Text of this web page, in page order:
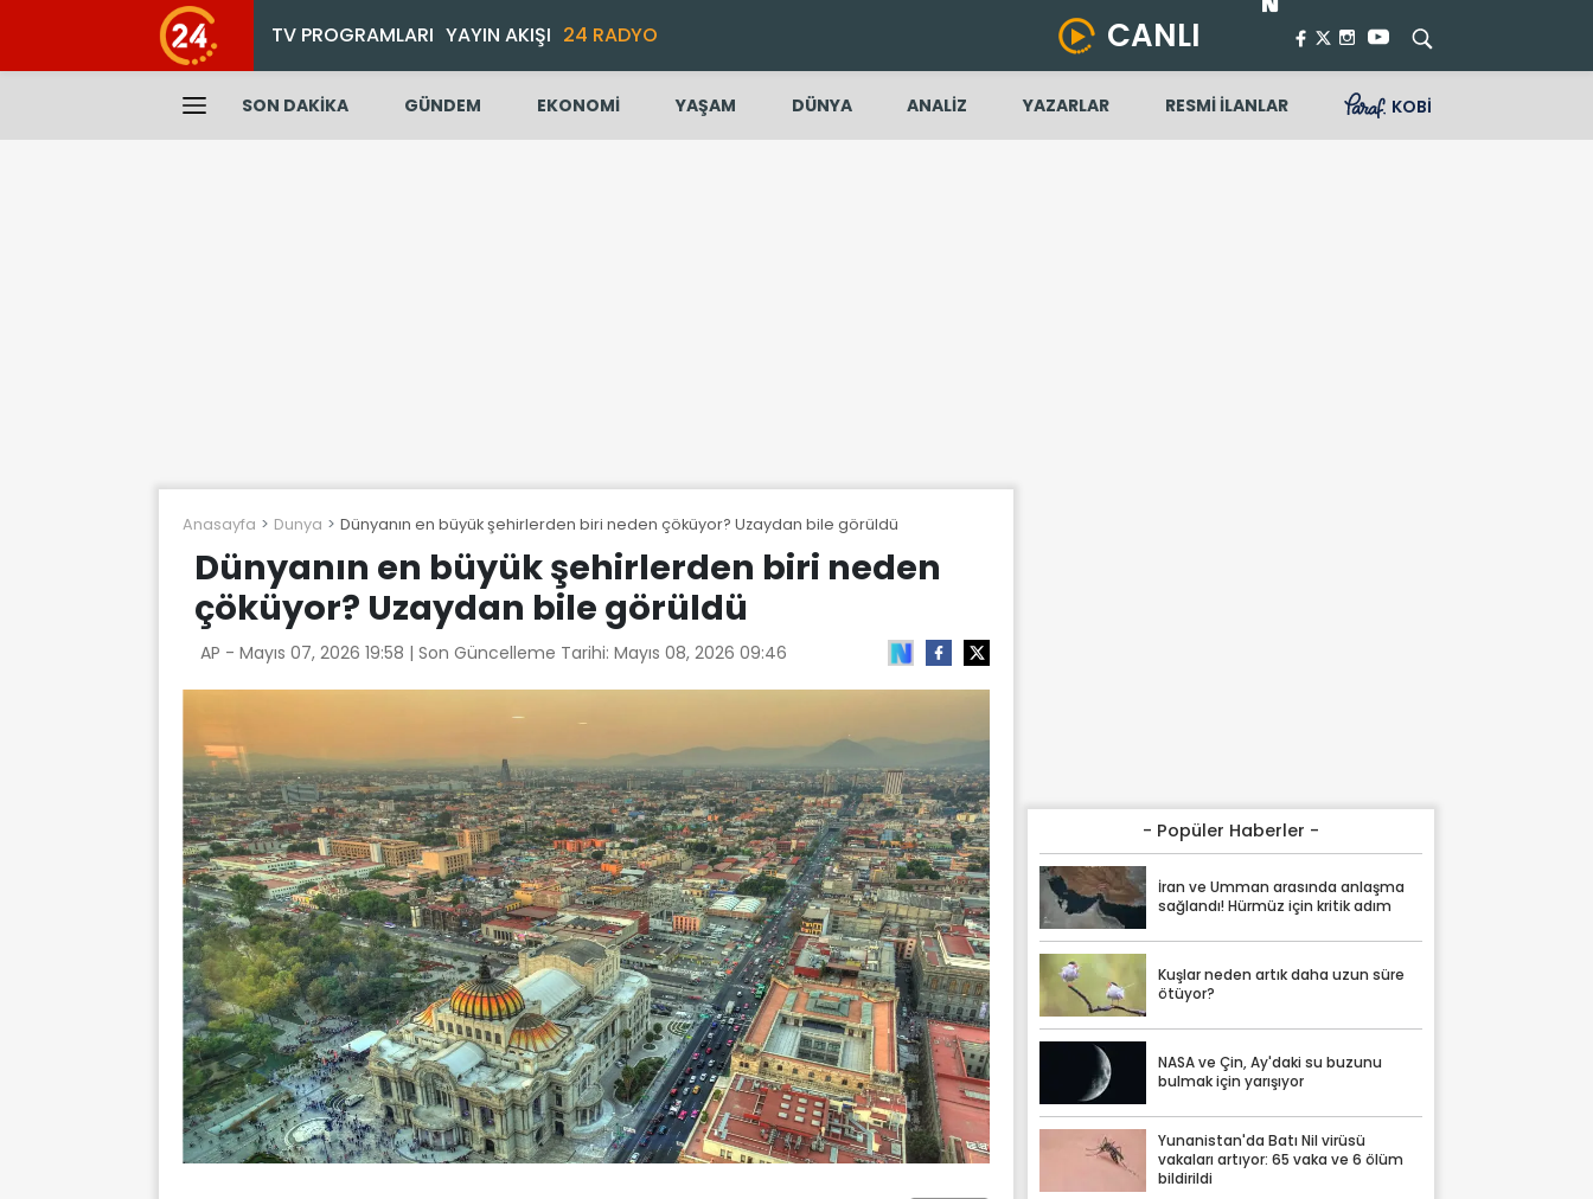
TV PROGRAMLARI YAYIN AKIŞI 24 RADYO CANLI
SON DAKİKA GÜNDEM EKONOMİ YAŞAM DÜNYA ANALİZ YAZARLAR RESMİ İLANLAR KOBİ
Anasayfa Dunya Dünyanın en büyük şehirlerden biri neden çöküyor? Uzaydan bile görüldü
Dünyanın en büyük şehirlerden biri neden
çöküyor? Uzaydan bile görüldü
AP - Mayıs 07, 2026 19:58 | Son Güncelleme Tarihi: Mayıs 08, 2026 09:46
- Popüler Haberler -
İran ve Umman arasında anlaşma
sağlandı! Hürmüz için kritik adım
Kuşlar neden artık daha uzun süre
ötüyor?
NASA ve Çin, Ay'daki su buzunu
bulmak için yarışıyor
Yunanistan'da Batı Nil virüsü
vakaları artıyor: 65 vaka ve 6 ölüm
bildirildi